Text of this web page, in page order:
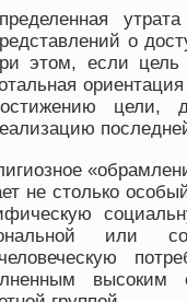
о
этом, если цель
цели,
не столько
или